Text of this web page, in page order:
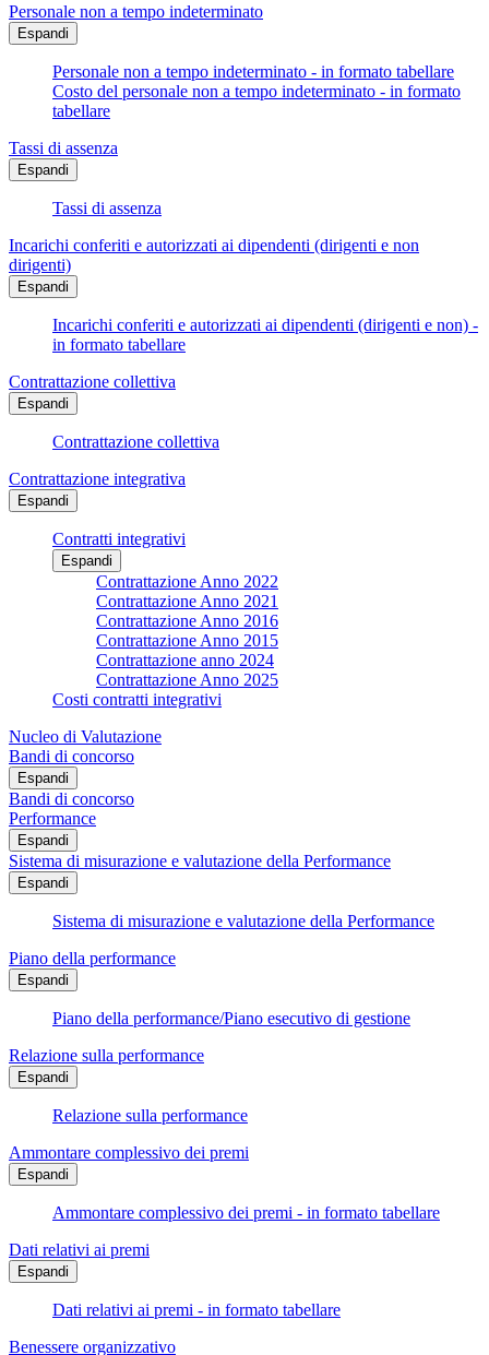
Personale non a tempo indeterminato
Espandi
Personale non a tempo indeterminato - in formato tabellare
Costo del personale non a tempo indeterminato - in formato
tabellare
Tassi di assenza
Espandi
Tassi di assenza
Incarichi conferiti e autorizzati ai dipendenti (dirigenti e non
dirigenti)
Espandi
Incarichi conferiti e autorizzati ai dipendenti (dirigenti e non) -
in formato tabellare
Contrattazione collettiva
Espandi
Contrattazione collettiva
Contrattazione integrativa
Espandi
Contratti integrativi
Espandi
Contrattazione Anno 2022
Contrattazione Anno 2021
Contrattazione Anno 2016
Contrattazione Anno 2015
Contrattazione anno 2024
Contrattazione Anno 2025
Costi contratti integrativi
Nucleo di Valutazione
Bandi di concorso
Espandi
Bandi di concorso
Performance
Espandi
Sistema di misurazione e valutazione della Performance
Espandi
Sistema di misurazione e valutazione della Performance
Piano della performance
Espandi
Piano della performance/Piano esecutivo di gestione
Relazione sulla performance
Espandi
Relazione sulla performance
Ammontare complessivo dei premi
Espandi
Ammontare complessivo dei premi - in formato tabellare
Dati relativi ai premi
Espandi
Dati relativi ai premi - in formato tabellare
Benessere organizzativo